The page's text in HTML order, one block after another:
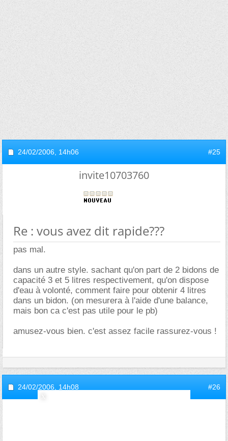
24/02/2006, 14h06 #25
invite10703760
Re : vous avez dit rapide???
pas mal.
dans un autre style. sachant qu'on part de 2 bidons de
capacité 3 et 5 litres respectivement, qu'on dispose
d'eau à volonté, comment faire pour obtenir 4 litres
dans un bidon. (on mesurera à l'aide d'une balance,
mais bon ca c'est pas utile pour le pb)
amusez-vous bien. c'est assez facile rassurez-vous !
24/02/2006, 14h08 #26